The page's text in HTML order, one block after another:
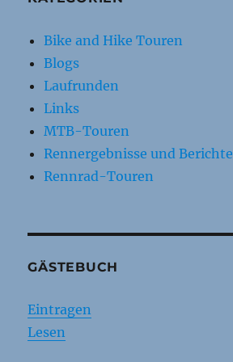
Bike and Hike Touren
Blogs
Laufrunden
Links
MTB-Touren
Rennergebnisse und Berichte
Rennrad-Touren
GÄSTEBUCH
Eintragen
Lesen